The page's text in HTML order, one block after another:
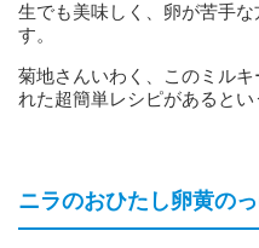
生でも美味しく、卵が苦手
す。
菊地さんいわく、このミル
れた超簡単レシピがあるとい
ニラのおひたし卵黄の